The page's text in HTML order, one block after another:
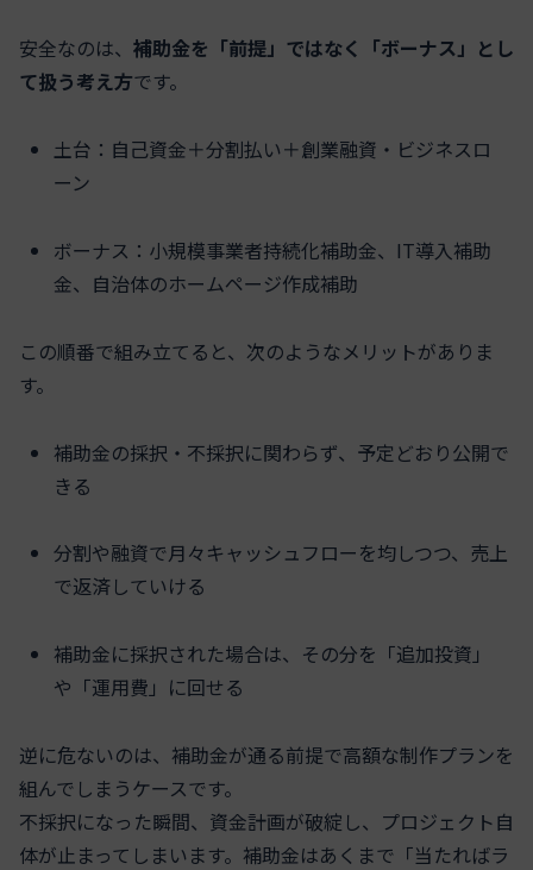
安全なのは、 補助金を「前提」ではなく「ボーナス」とし
て扱う考え方です。
土台：自己資金＋分割払い＋創業融資・ビジネスロ
ーン
ボーナス：小規模事業者持続化補助金、IT導入補助
金、自治体のホームページ作成補助
この順番で組み立てると、次のようなメリットがありま
す。
補助金の採択・不採択に関わらず、予定どおり公開で
きる
分割や融資で月々キャッシュフローを均しつつ、売上
で返済していける
補助金に採択された場合は、その分を「追加投資」
や「運用費」に回せる
逆に危ないのは、補助金が通る前提で高額な制作プランを
組んでしまうケースです。
不採択になった瞬間、資金計画が破綻し、プロジェクト自
体が止まってしまいます。補助金はあくまで「当たればラ